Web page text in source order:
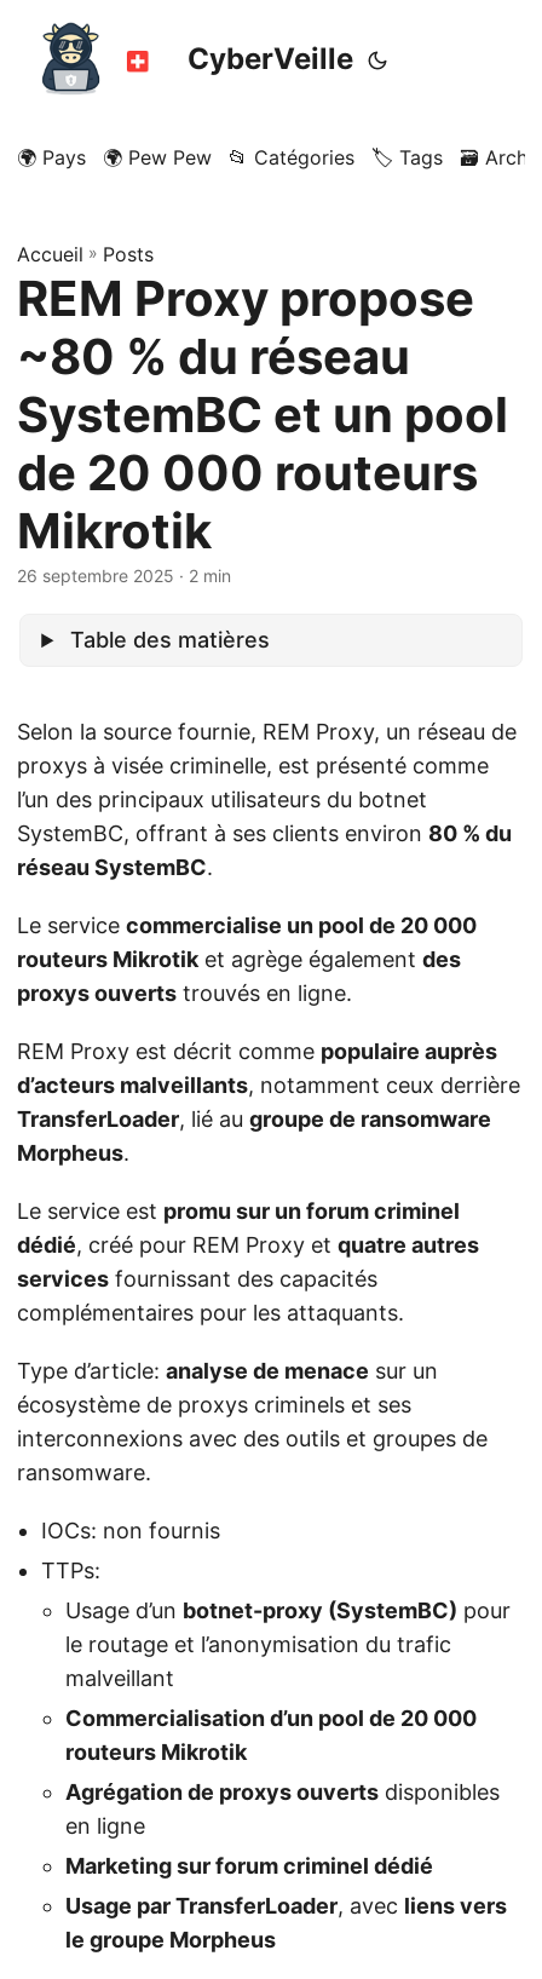
CyberVeille
🌍 Pays 🌍 Pew Pew 📂 Catégories 🏷️ Tags 🗃️
Accueil » Posts
REM Proxy propose
~80 % du réseau
SystemBC et un pool
de 20 000 routeurs
Mikrotik
26 septembre 2025 · 2 min
Table des matières
Selon la source fournie, REM Proxy, un réseau de
proxys à visée criminelle, est présenté comme
l’un des principaux utilisateurs du botnet
SystemBC, offrant à ses clients environ 80 % du
réseau SystemBC.
Le service commercialise un pool de 20 000
routeurs Mikrotiket agrège également des
proxys ouverts trouvés en ligne.
REM Proxy est décrit comme populaire auprès
d’acteurs malveillants, notamment ceux derrière
TransferLoader, lié au groupe de ransomware
Morpheus.
Le service est promu sur un forum criminel
dédié, créé pour REM Proxy et quatre autres
services fournissant des capacités
complémentaires pour les attaquants.
Type d’article: analyse de menace sur un
écosystème de proxys criminels et ses
interconnexions avec des outils et groupes de
ransomware.
IOCs: non fournis
TTPs:
Usage d’un botnet-proxy (SystemBC) pour
le routage et l’anonymisation du trafic
malveillant
Commercialisation d’un pool de 20 000
routeurs Mikrotik
Agrégation de proxys ouverts disponibles
en ligne
Marketing sur forum criminel dédié
Usage par TransferLoader, avec liens vers
le groupe Morpheus